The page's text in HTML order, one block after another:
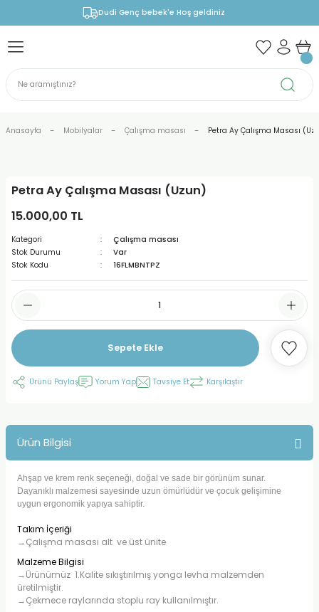
Dudi Genç bebek'e Hoş geldiniz
Anasayfa Mobilyalar Çalışma masası Petra Ay Çalışma Masası
Petra Ay Çalışma Masası (Uzun)
15.000,00 TL
Kategori
Çalışma masası
Stok Durumu
Var
Stok Kodu
16FLMBNTPZ
Sepete Ekle
Ürünü Paylaş Yorum Yap Tavsiye Et Karşılaştır
Ürün Bilgisi
Ahşap ve krem renk seçeneği, doğal ve sade bir görünüm sunar.
Dayanıklı malzemesi sayesinde uzun ömürlüdür ve çocuk gelişimine
uygun ergonomik yapıya sahiptir.
Takım İçeriği
→Çalışma masası alt ve üst ünite
Malzeme Bilgisi
→Ürünümüz 1.Kalite sıkıştırılmış yonga levha malzemden
üretilmiştir.
→Çekmece raylarında stoplu ray kullanılmıştır.